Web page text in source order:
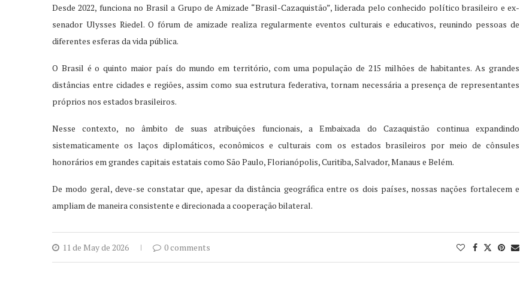
Desde 2022, funciona no Brasil a Grupo de Amizade “Brasil-Cazaquistão”, liderada pelo conhecido político brasileiro e ex-
senador Ulysses Riedel. O fórum de amizade realiza regularmente eventos culturais e educativos, reunindo pessoas de
diferentes esferas da vida pública.
O Brasil é o quinto maior país do mundo em território, com uma população de 215 milhões de habitantes. As grandes
distâncias entre cidades e regiões, assim como sua estrutura federativa, tornam necessária a presença de representantes
próprios nos estados brasileiros.
Nesse contexto, no âmbito de suas atribuições funcionais, a Embaixada do Cazaquistão continua expandindo
sistematicamente os laços diplomáticos, econômicos e culturais com os estados brasileiros por meio de cônsules
honorários em grandes capitais estatais como São Paulo, Florianópolis, Curitiba, Salvador, Manaus e Belém.
De modo geral, deve-se constatar que, apesar da distância geográfica entre os dois países, nossas nações fortalecem e
ampliam de maneira consistente e direcionada a cooperação bilateral.
11 de May de 2026 0 comments